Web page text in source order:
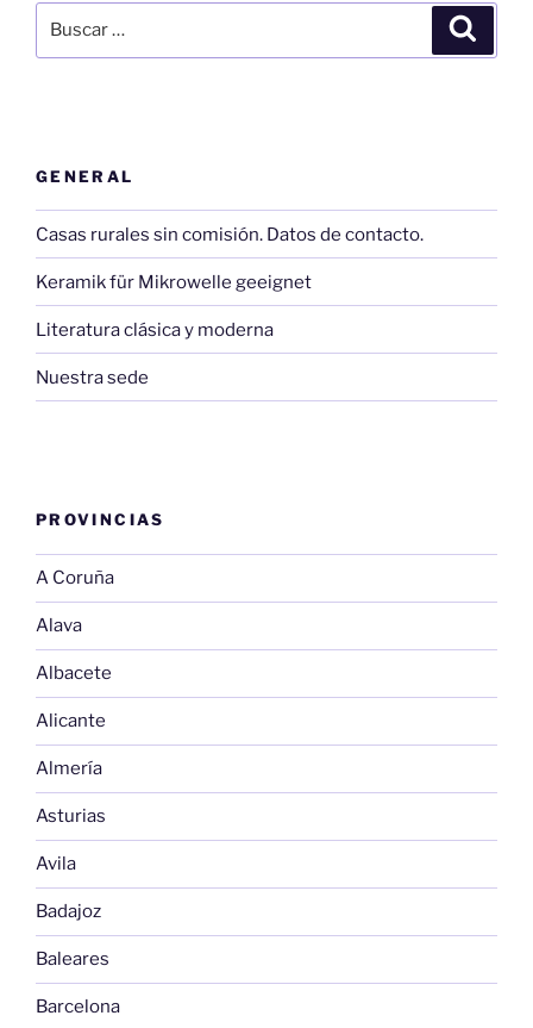
por:
GENERAL
Casas rurales sin comisión. Datos de contacto.
Keramik für Mikrowelle geeignet
Literatura clásica y moderna
Nuestra sede
PROVINCIAS
A Coruña
Alava
Albacete
Alicante
Almería
Asturias
Avila
Badajoz
Baleares
Barcelona